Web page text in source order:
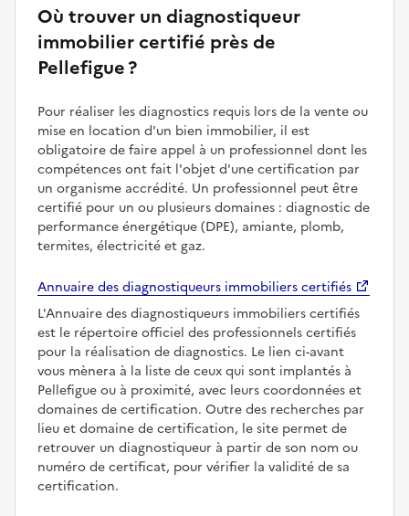
Où trouver un diagnostiqueur
immobilier certifié près de
Pellefigue ?
Pour réaliser les diagnostics requis lors de la vente ou
mise en location d'un bien immobilier, il est
obligatoire de faire appel à un professionnel dont les
compétences ont fait l'objet d'une certification par
un organisme accrédité. Un professionnel peut être
certifié pour un ou plusieurs domaines : diagnostic de
performance énergétique (DPE), amiante, plomb,
termites, électricité et gaz.
Annuaire des diagnostiqueurs immobiliers certifiés
L'Annuaire des diagnostiqueurs immobiliers certifiés
est le répertoire officiel des professionnels certifiés
pour la réalisation de diagnostics. Le lien ci-avant
vous mènera à la liste de ceux qui sont implantés à
Pellefigue ou à proximité, avec leurs coordonnées et
domaines de certification. Outre des recherches par
lieu et domaine de certification, le site permet de
retrouver un diagnostiqueur à partir de son nom ou
numéro de certificat, pour vérifier la validité de sa
certification.